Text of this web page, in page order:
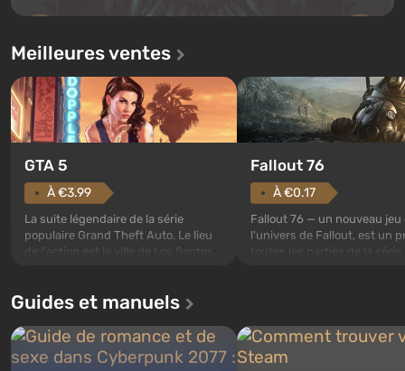
Meilleures ventes
GTA 5
À €3.99
La suite légendaire de la série
populaire Grand Theft Auto. Le lieu
de l'action est la ville de Los Santos,
fois, le jeu raconte l'histoire de trois
Franklin, entre lesquels vous pouvez
bascule...
Fallout 76
À €0.17
Fallout 76 — un nouveau jeu
l'univers de Fallout, est un
toutes les parties de la série
Vault-Tec, doit s'ouvrir en
après que des bombes
Guides et manuels